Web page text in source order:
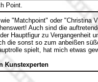
Point.
"Matchpoint" oder "Christina
Auch sind die
Hauptfigur zu Vergangenheit
die sonst so zum anbeißen
spielt, hat mich etwas
Kunstexperten